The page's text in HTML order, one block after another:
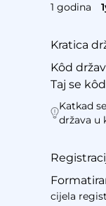
1 godina
Kratica
Kôd
Taj se
Katkad
država u
cijela